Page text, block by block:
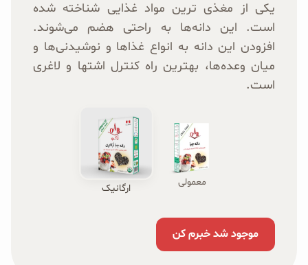
یکی از مغذی ترین مواد غذایی شناخته شده
است. این دانه‌ها به راحتی هضم می‌شوند.
افزودن این دانه به انواع غذاها و نوشیدنی‌ها و
میان وعده‌ها، بهترین راه کنترل اشتها و لاغری
است.
معمولی ارگانیک
موجود شد خبرم کن